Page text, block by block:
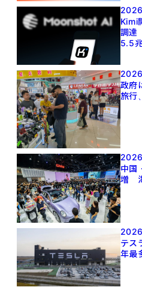
Kimi
調達
5.5
政府
旅行
中国
増
テス
年最